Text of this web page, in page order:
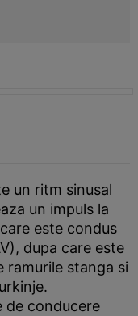
un ritm sinusal
un impuls la
este condus
dupa care este
ramurile stanga si
de conducere